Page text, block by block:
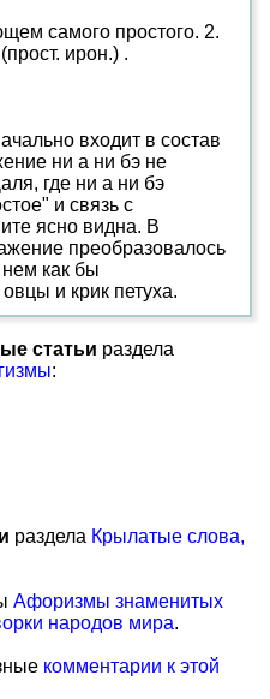
самого простого. 2.
ирон.) .
входит в состав
ни а ни бэ не
где ни а ни бэ
и связь с
ясно видна. В
преобразовалось
как бы
и крик петуха.
статьи раздела
:
раздела Крылатые слова,
Афоризмы знаменитых
народов мира.
комментарии к этой